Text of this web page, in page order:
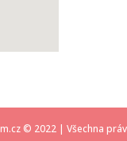
© 2022 | Všechna